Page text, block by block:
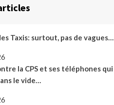
Taxis: surtout, pas de vagues…
la CPS et ses téléphones qui
le vide…